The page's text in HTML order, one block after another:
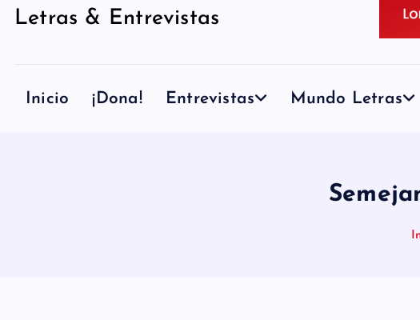
Letras & Entrevistas
Inicio ¡Dona! Entrevistas Mundo Letras